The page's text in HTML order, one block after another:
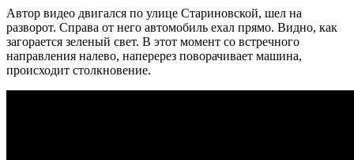
Автор видео двигался по улице Стариновской, шел на
разворот. Справа от него автомобиль ехал прямо. Видно, как
загорается зеленый свет. В этот момент со встречного
направления налево, наперерез поворачивает машина,
происходит столкновение.